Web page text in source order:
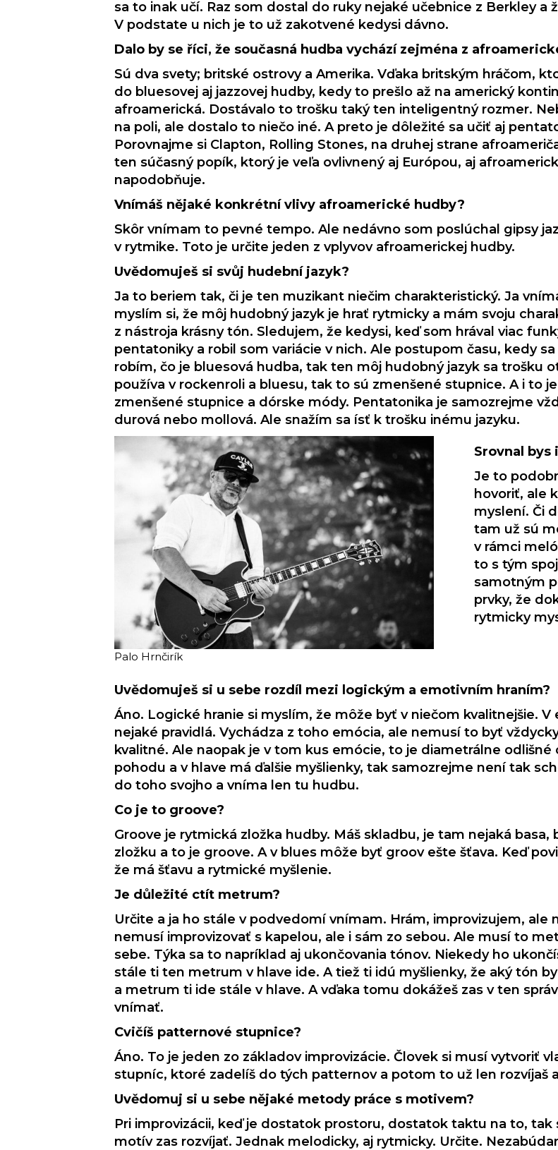
sa to inak učí. Raz som dostal do ruky nejaké učebnice z Berkley a
V podstate u nich je to už zakotvené kedysi dávno.
Dalo by se říci, že současná hudba vychází zejména z
Sú dva svety; britské ostrovy a Amerika. Vďaka britským hráčom,
do bluesovej aj jazzovej hudby, kedy to prešlo až na americký
afroamerická. Dostávalo to trošku taký ten inteligentný rozmer.
na poli, ale dostalo to niečo iné. A preto je dôležité sa učiť aj
Porovnajme si Clapton, Rolling Stones, na druhej strane
ten súčasný popík, ktorý je veľa ovlivnený aj Európou, aj
napodobňuje.
Vnímáš nějaké konkrétní vlivy afroamerické hudby?
Skôr vnímam to pevné tempo. Ale nedávno som poslúchal gipsy
v rytmike. Toto je určite jeden z vplyvov afroamerickej hudby.
Uvědomuješ si svůj hudební jazyk?
Ja to beriem tak, či je ten muzikant niečim charakteristický. Ja
myslím si, že môj hudobný jazyk je hrať rytmicky a mám svoju
z nástroja krásny tón. Sledujem, že kedysi, keď som hrával viac
pentatoniky a robil som variácie v nich. Ale postupom času, kedy
robím, čo je bluesová hudba, tak ten môj hudobný jazyk sa trošku
používa v rockenroli a bluesu, tak to sú zmenšené stupnice. A i to
zmenšené stupnice a dórske módy. Pentatonika je samozrejme
durová nebo mollová. Ale snažím sa ísť k trošku inému jazyku.
Palo Hrnčirík
Srovnal bys
Je to
hovoriť, ale
myslení. Či
tam už sú
v rámci
to s tým
samotným
prvky, že
rytmicky
Uvědomuješ si u sebe rozdíl mezi logickým a emotivním hraním?
Áno. Logické hranie si myslím, že môže byť v niečom kvalitnejšie.
nejaké pravidlá. Vychádza z toho emócia, ale nemusí to byť
kvalitné. Ale naopak je v tom kus emócie, to je diametrálne
pohodu a v hlave má ďalšie myšlienky, tak samozrejme není tak
do toho svojho a vníma len tu hudbu.
Co je to groove?
Groove je rytmická zložka hudby. Máš skladbu, je tam nejaká
zložku a to je groove. A v blues môže byť groov ešte šťava. Keď
že má šťavu a rytmické myšlenie.
Je důležité ctít metrum?
Určite a ja ho stále v podvedomí vnímam. Hrám, improvizujem, ale
nemusí improvizovať s kapelou, ale i sám zo sebou. Ale musí to
sebe. Týka sa to napríklad aj ukončovania tónov. Niekedy ho
stále ti ten metrum v hlave ide. A tiež ti idú myšlienky, že aký tón
a metrum ti ide stále v hlave. A vďaka tomu dokážeš zas v ten
vnímať.
Cvičíš patternové stupnice?
Áno. To je jeden zo základov improvizácie. Človek si musí vytvoriť
stupníc, ktoré zadelíš do tých patternov a potom to už len rozvíjaš
Uvědomuj si u sebe nějaké metody práce s motivem?
Pri improvizácii, keď je dostatok prostoru, dostatok taktu na to, tak
motív zas rozvíjať. Jednak melodicky, aj rytmicky. Určite.